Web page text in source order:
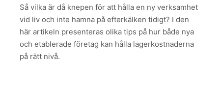
Så vilka är då knepen för att hålla en ny verksamhet
vid liv och inte hamna på efterkälken tidigt? I den
här artikeln presenteras olika tips på hur både nya
och etablerade företag kan hålla lagerkostnaderna
på rätt nivå.